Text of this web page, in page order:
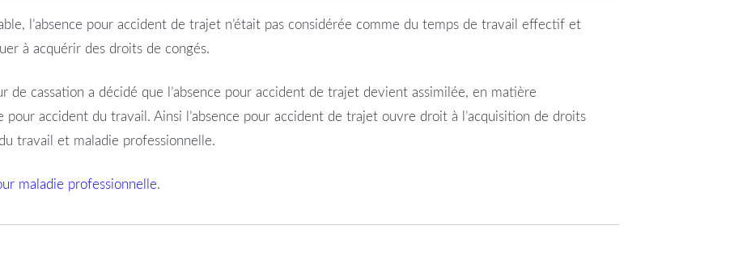
l’absence pour accident de trajet n’était pas considérée comme du temps de travail effectif et
à acquérir des droits de congés.
cassation a décidé que l’absence pour accident de trajet devient assimilée, en matière
pour accident du travail. Ainsi l’absence pour accident de trajet ouvre droit à l’acquisition de droits
travail et maladie professionnelle.
maladie professionnelle.